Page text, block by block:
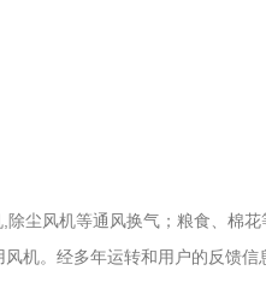
尘风机等通风换气；粮食、棉花
机。经多年运转和用户的反馈信